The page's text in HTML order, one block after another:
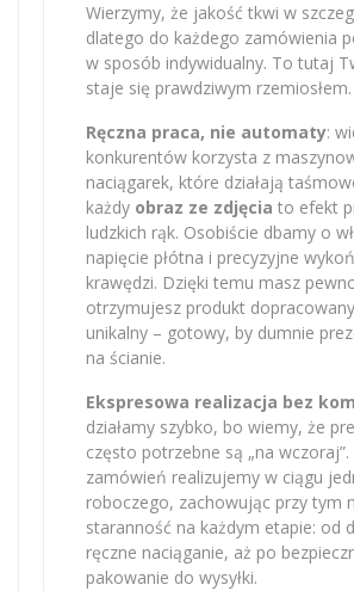
Wierzymy, że jakość tkwi w
dlatego do każdego zamówienia
w sposób indywidualny. To tutaj
staje się prawdziwym rzemiosłem.
Ręczna praca, nie automaty:
konkurentów korzysta z
naciągarek, które działają
każdy obraz ze zdjęcia to efekt
ludzkich rąk. Osobiście dbamy o
napięcie płótna i precyzyjne
krawędzi. Dzięki temu masz
otrzymujesz produkt
unikalny – gotowy, by dumnie
na ścianie.
Ekspresowa realizacja bez
działamy szybko, bo wiemy, że
często potrzebne są „na wczoraj”.
zamówień realizujemy w ciągu
roboczego, zachowując przy tym
staranność na każdym etapie: od
ręczne naciąganie, aż po
pakowanie do wysyłki.